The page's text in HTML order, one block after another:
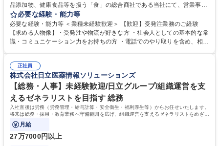
品添加物、健康食品等を扱う「食」の総合商社である当社にて、営業事務
として営業サポートや書類作成、データ入力、電話対応などの業務をお任
せします。 ・受注／出荷指示／売上管理／仕入管理／在庫管理／お客様や
倉庫と電話確認など、販売に関わる事務、営業サポートをお願いします。
・入社後は商品について覚えることから始め、先輩社員OJTと共に業務を
万～・残業10H◆食品原料・健康食品の商社
必要な経験・能力等
必要な経験・能力等 ＜業種未経験歓迎＞ 【歓迎】受発注業務のご経験
【求める人物像】・受発注や物流が好きな方 ・社会人としての基本的な常
識・コミュニケーション力をお持ちの方 ・電話でのやり取りを含め、相手
演算ができる方 ・業務ルールや指示を理解し、行動できる方 学歴・資格
学歴：大学院 大学 短大 語学力： 資格：
正社員
株式会社日立医薬情報ソリューションズ
【総務・人事】未経験歓迎/日立グループ/組織運営を支
えるゼネラリストを目指す 総務
入社直後は労務（労務管理・給与計算・安全衛生・福利厚生等）からお任せいたします。
将来は総務・採用・教育業務へ守備範囲を広げ、組織運営を支えるゼネラリストをめざせ
ます。
月給
27万7000円以上